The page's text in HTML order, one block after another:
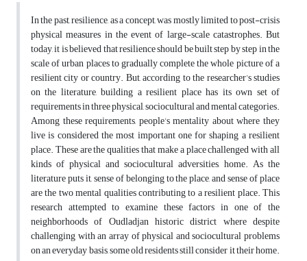
In the past, resilience, as a concept, was mostly limited to post-crisis
physical measures in the event of large-scale catastrophes. But
today, it is believed that resilience should be built step by step in the
scale of urban places to gradually complete the whole picture of a
resilient city or country. But, according to the researcher’s studies
on the literature, building a resilient place has its own set of
requirements in three physical, sociocultural and mental categories.
Among these requirements, people’s mentality about where they
live is considered the most important one for shaping a resilient
place. These are the qualities that make a place challenged with all
kinds of physical and sociocultural adversities, home. As the
literature puts it, sense of belonging to the place, and sense of place
are the two mental qualities contributing to a resilient place. This
research attempted to examine these factors in one of the
neighborhoods of Oudladjan historic district where despite
challenging with an array of physical and sociocultural problems
on an everyday basis, some old residents still consider it their home.